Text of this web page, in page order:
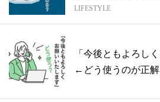
LIFESTYLE
「今後ともよろし
←どう使うのが正解